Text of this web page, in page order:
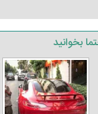
بخوانید